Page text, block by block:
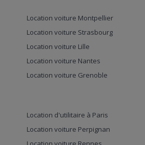
Location voiture Montpellier
Location voiture Strasbourg
Location voiture Lille
Location voiture Nantes
Location voiture Grenoble
Location d'utilitaire à Paris
Location voiture Perpignan